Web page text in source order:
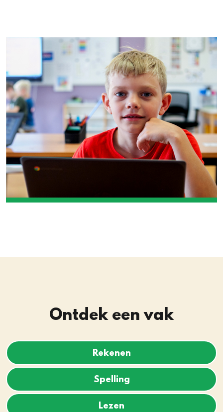
Ontdek een vak
Rekenen
Spelling
Lezen